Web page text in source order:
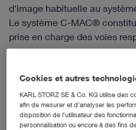
d'image habituelle au
Le système C-MAC®
prise en charge des voies
3 Produits
N° de réf. commande :
Cookies et autres
KARL STORZ SE & Co. KG utilise des
afin de mesurer et d'analyser les
disposition de l'utilisateur des
personnalisation ou encore à des fins